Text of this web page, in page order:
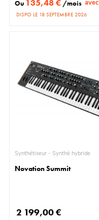
Ou 135,48 € /mois avec
DISPO LE 18 SEPTEMBRE 2026
Synthétiseur - Synthé hybride
Novation Summit
2 199,00 €